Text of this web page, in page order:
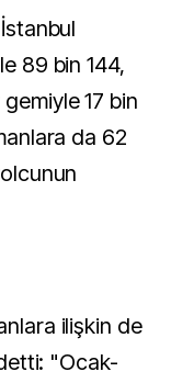
89 bin 144,
17 bin
da 62
ilişkin de
"Ocak-